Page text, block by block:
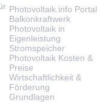
Photovoltaik.info Portal
Balkonkraftwerk
Photovoltaik in
Eigenleistung
Stromspeicher
Photovoltaik Kosten &
Preise
Wirtschaftlichkeit &
Förderung
Grundlagen